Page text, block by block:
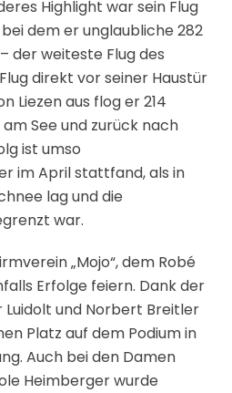
Highlight war sein Flug
dem er unglaubliche 282
der weiteste Flug des
direkt vor seiner Haustür
Liezen aus flog er 214
See und zurück nach
ist umso
im April stattfand, als in
lag und die
war.
„Mojo“, dem Robé
Erfolge feiern. Dank der
Luidolt und Norbert Breitler
Platz auf dem Podium in
Auch bei den Damen
Heimberger wurde